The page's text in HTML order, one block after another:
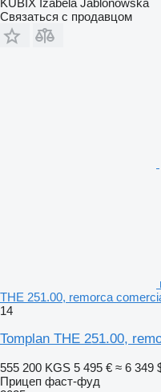
KUBIX Izabela Jablonowska
Связаться с продавцом
THE 251.00, remorca
14
Tomplan THE 251.00,
555 200 KGS 5 495 € ≈ 6 349
Прицеп фаст-фуд